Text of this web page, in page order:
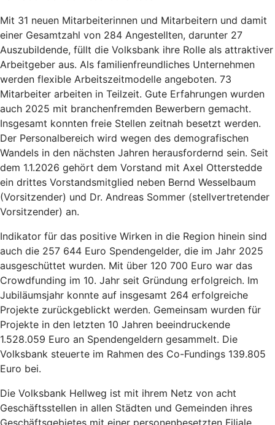
Mit 31 neuen Mitarbeiterinnen und Mitarbeitern und damit
einer Gesamtzahl von 284 Angestellten, darunter 27
Auszubildende, füllt die Volksbank ihre Rolle als attraktiver
Arbeitgeber aus. Als familienfreundliches Unternehmen
werden flexible Arbeitszeitmodelle angeboten. 73
Mitarbeiter arbeiten in Teilzeit. Gute Erfahrungen wurden
auch 2025 mit branchenfremden Bewerbern gemacht.
Insgesamt konnten freie Stellen zeitnah besetzt werden.
Der Personalbereich wird wegen des demografischen
Wandels in den nächsten Jahren herausfordernd sein. Seit
dem 1.1.2026 gehört dem Vorstand mit Axel Otterstedde
ein drittes Vorstandsmitglied neben Bernd Wesselbaum
(Vorsitzender) und Dr. Andreas Sommer (stellvertretender
Vorsitzender) an.
Indikator für das positive Wirken in die Region hinein sind
auch die 257 644 Euro Spendengelder, die im Jahr 2025
ausgeschüttet wurden. Mit über 120 700 Euro war das
Crowdfunding im 10. Jahr seit Gründung erfolgreich. Im
Jubiläumsjahr konnte auf insgesamt 264 erfolgreiche
Projekte zurückgeblickt werden. Gemeinsam wurden für
Projekte in den letzten 10 Jahren beeindruckende
1.528.059 Euro an Spendengeldern gesammelt. Die
Volksbank steuerte im Rahmen des Co-Fundings 139.805
Euro bei.
Die Volksbank Hellweg ist mit ihrem Netz von acht
Geschäftsstellen in allen Städten und Gemeinden ihres
Geschäftsgebietes mit einer personenbesetzten Filiale